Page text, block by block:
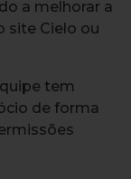
a melhorar a
site Cielo ou
tem
de forma